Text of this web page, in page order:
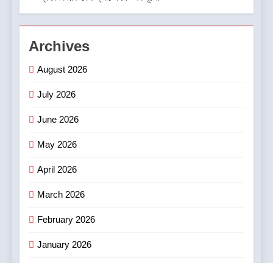
Archives
August 2026
July 2026
June 2026
May 2026
April 2026
March 2026
February 2026
January 2026